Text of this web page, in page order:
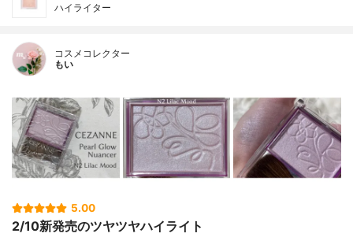
ハイライター
コスメコレクター
もい
5.00
2/10新発売のツヤツヤハイライト